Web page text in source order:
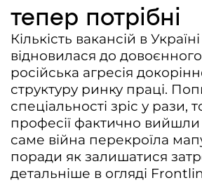
Партнери проєкту та подяка
Редакційна політика | Копірайт
Документи
тепер потрібні
Кількість вакансій в
відновилася до
російська агресія
структуру ринку праці.
спеціальності зріс у рази,
професії фактично вийшли
саме війна перекроїла
поради як залишатися
детальніше в огляді